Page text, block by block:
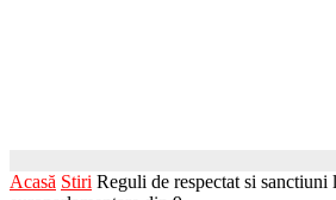
Acasă Stiri Reguli de respectat si sanctiuni